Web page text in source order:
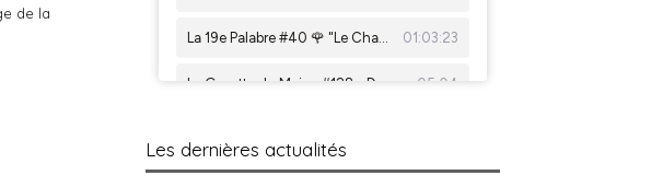
de la
Les dernières actualités